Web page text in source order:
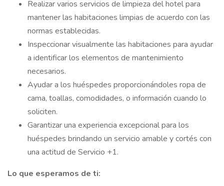
Realizar varios servicios de limpieza del hotel para
mantener las habitaciones limpias de acuerdo con las
normas establecidas.
Inspeccionar visualmente las habitaciones para ayudar
a identificar los elementos de mantenimiento
necesarios.
Ayudar a los huéspedes proporcionándoles ropa de
cama, toallas, comodidades, o información cuando lo
soliciten.
Garantizar una experiencia excepcional para los
huéspedes brindando un servicio amable y cortés con
una actitud de Servicio +1.
Lo que esperamos de ti: